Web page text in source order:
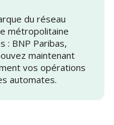
du réseau
métropolitaine
: BNP Paribas,
maintenant
vos opérations
automates.